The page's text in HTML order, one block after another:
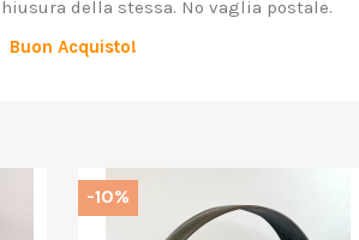
della stessa. No vaglia postale.
Buon Acquisto!
-10%